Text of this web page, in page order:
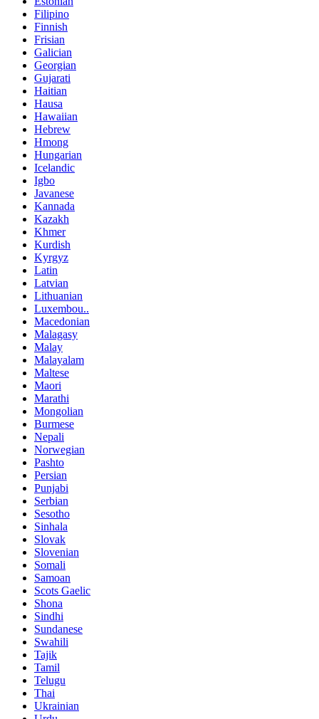
Filipino
Finnish
Frisian
Galician
Georgian
Gujarati
Haitian
Hausa
Hawaiian
Hebrew
Hmong
Hungarian
Icelandic
Igbo
Javanese
Kannada
Kazakh
Khmer
Kurdish
Kyrgyz
Latin
Latvian
Lithuanian
Luxembou..
Macedonian
Malagasy
Malay
Malayalam
Maltese
Maori
Marathi
Mongolian
Burmese
Nepali
Norwegian
Pashto
Persian
Punjabi
Serbian
Sesotho
Sinhala
Slovak
Slovenian
Somali
Samoan
Scots Gaelic
Shona
Sindhi
Sundanese
Swahili
Tajik
Tamil
Telugu
Thai
Ukrainian